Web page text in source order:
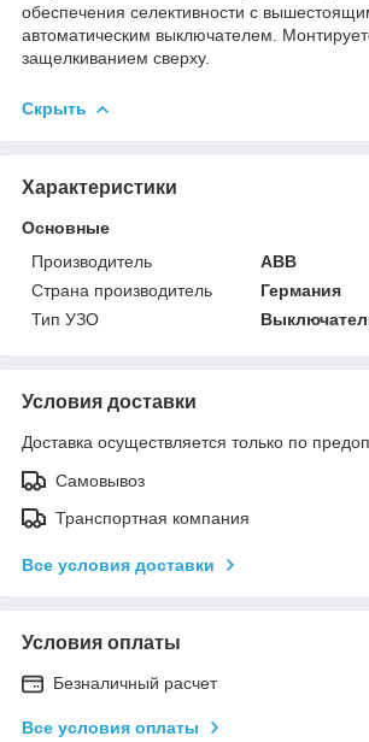
обеспечения селективности с
автоматическим выключателем.
защелкиванием сверху.
Скрыть
Характеристики
Основные
Производитель
ABB
Страна производитель
Германия
Тип УЗО
Условия доставки
Доставка осуществляется только по
Самовывоз
Транспортная компания
Все условия доставки
Условия оплаты
Безналичный расчет
Все условия оплаты